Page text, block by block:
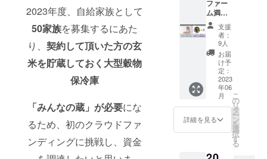
2023年度、自給家族として
50家族を募集するにあた
り、契約して頂いた方の玄
米を貯蔵しておく大型穀物
保冷庫
「みんなの蔵」が必要にな
るため、初のクラウドファ
ンディングに挑戦し、資金
4年産
愛知県
産 ミ
ネアサ
ヒ 内容
量：2ｋ
んな丸
加の豆
みそを
使った
山牛蒡
味噌漬
を口に
すると
「なつ
かし
さ」や
しさ」
という
思い浮
河』の
メ
ニュー
うなぎ
めしが
ご家庭
で気軽
に楽し
める炊
き込み
ご飯の
す。2合
のお米
ては初
の「特
Ａ」評
価を得
まし
た。小
粒です
が甘
み・粘
りがあ
り、冷
美味し
いと評
品種で
す。流
通量の
少なさ
から
「幻の
米」と
呼ばれ
る事も
ありま
す。令
和2年度
の食味
『自給
家族優
先権』
のセッ
トで
す。 お
米は標
高約400
メート
ルの中
山間地
域で作
られ
アサヒ
ファー
ム満喫
セッ
ト】
KINO
ファー
ムで栽
培した
減農薬
特別栽
培米ミ
ネアサ
ヒ5kg
と、
KINO
ムで栽
支援
者：
9人
お届
け予
定：
2023
年06
月
詳細を見る
こ
の
リ
タ
ー
ン
を
選
択
す
る